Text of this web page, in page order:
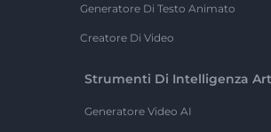
Generatore Di Testo Animato
Creatore Di Video
Strumenti Di Intelligenza
Generatore Video AI